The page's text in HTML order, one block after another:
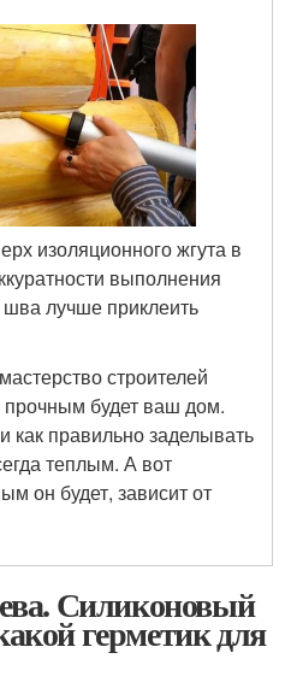
изоляционного жгута в
выполнения
лучше приклеить
строителей
прочным будет ваш дом.
как правильно заделывать
теплым. А вот
он будет, зависит от
Силиконовый
герметик для